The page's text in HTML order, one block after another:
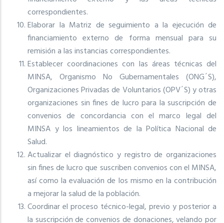
correspondientes.
Elaborar la Matriz de seguimiento a la ejecución de
financiamiento externo de forma mensual para su
remisión a las instancias correspondientes.
Establecer coordinaciones con las áreas técnicas del
MINSA, Organismo No Gubernamentales (ONG´S),
Organizaciones Privadas de Voluntarios (OPV´S) y otras
organizaciones sin fines de lucro para la suscripción de
convenios de concordancia con el marco legal del
MINSA y los lineamientos de la Política Nacional de
Salud.
Actualizar el diagnóstico y registro de organizaciones
sin fines de lucro que suscriben convenios con el MINSA,
así como la evaluación de los mismo en la contribución
a mejorar la salud de la población.
Coordinar el proceso técnico-legal, previo y posterior a
la suscripción de convenios de donaciones, velando por